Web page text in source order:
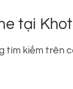
tại
tìm kiếm trên